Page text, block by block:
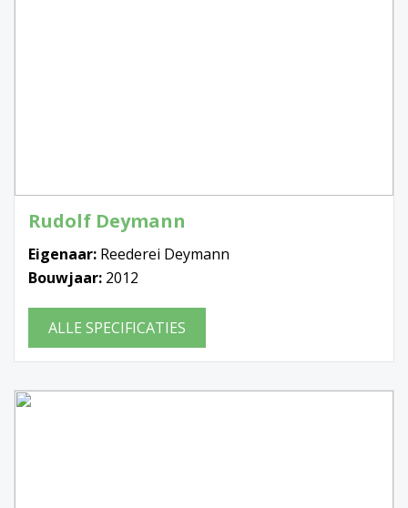
Rudolf Deymann
Eigenaar: Reederei Deymann
Bouwjaar: 2012
ALLE SPECIFICATIES